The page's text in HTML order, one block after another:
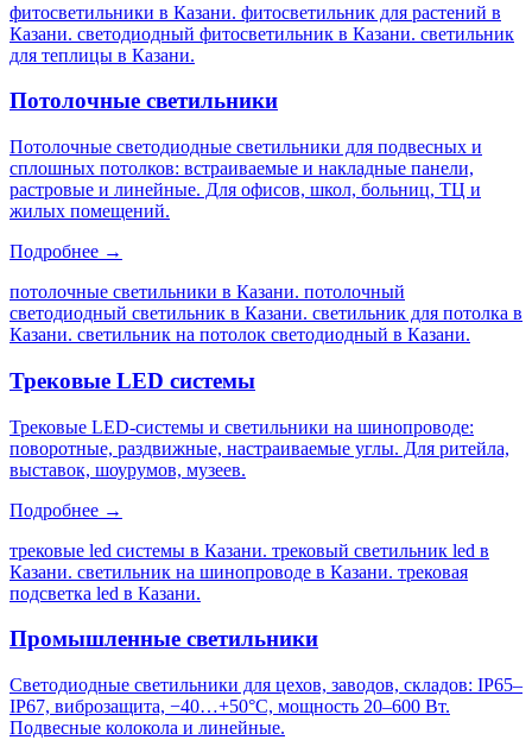
фитосветильники в Казани. фитосветильник для растений в
Казани. светодиодный фитосветильник в Казани. светильник
для теплицы в Казани.
Потолочные светильники
Потолочные светодиодные светильники для подвесных и
сплошных потолков: встраиваемые и накладные панели,
растровые и линейные. Для офисов, школ, больниц, ТЦ и
жилых помещений.
Подробнее →
потолочные светильники в Казани. потолочный
светодиодный светильник в Казани. светильник для потолка в
Казани. светильник на потолок светодиодный в Казани.
Трековые LED системы
Трековые LED-системы и светильники на шинопроводе:
поворотные, раздвижные, настраиваемые углы. Для ритейла,
выставок, шоурумов, музеев.
Подробнее →
трековые led системы в Казани. трековый светильник led в
Казани. светильник на шинопроводе в Казани. трековая
подсветка led в Казани.
Промышленные светильники
Светодиодные светильники для цехов, заводов, складов: IP65–
IP67, виброзащита, −40…+50°C, мощность 20–600 Вт.
Подвесные колокола и линейные.